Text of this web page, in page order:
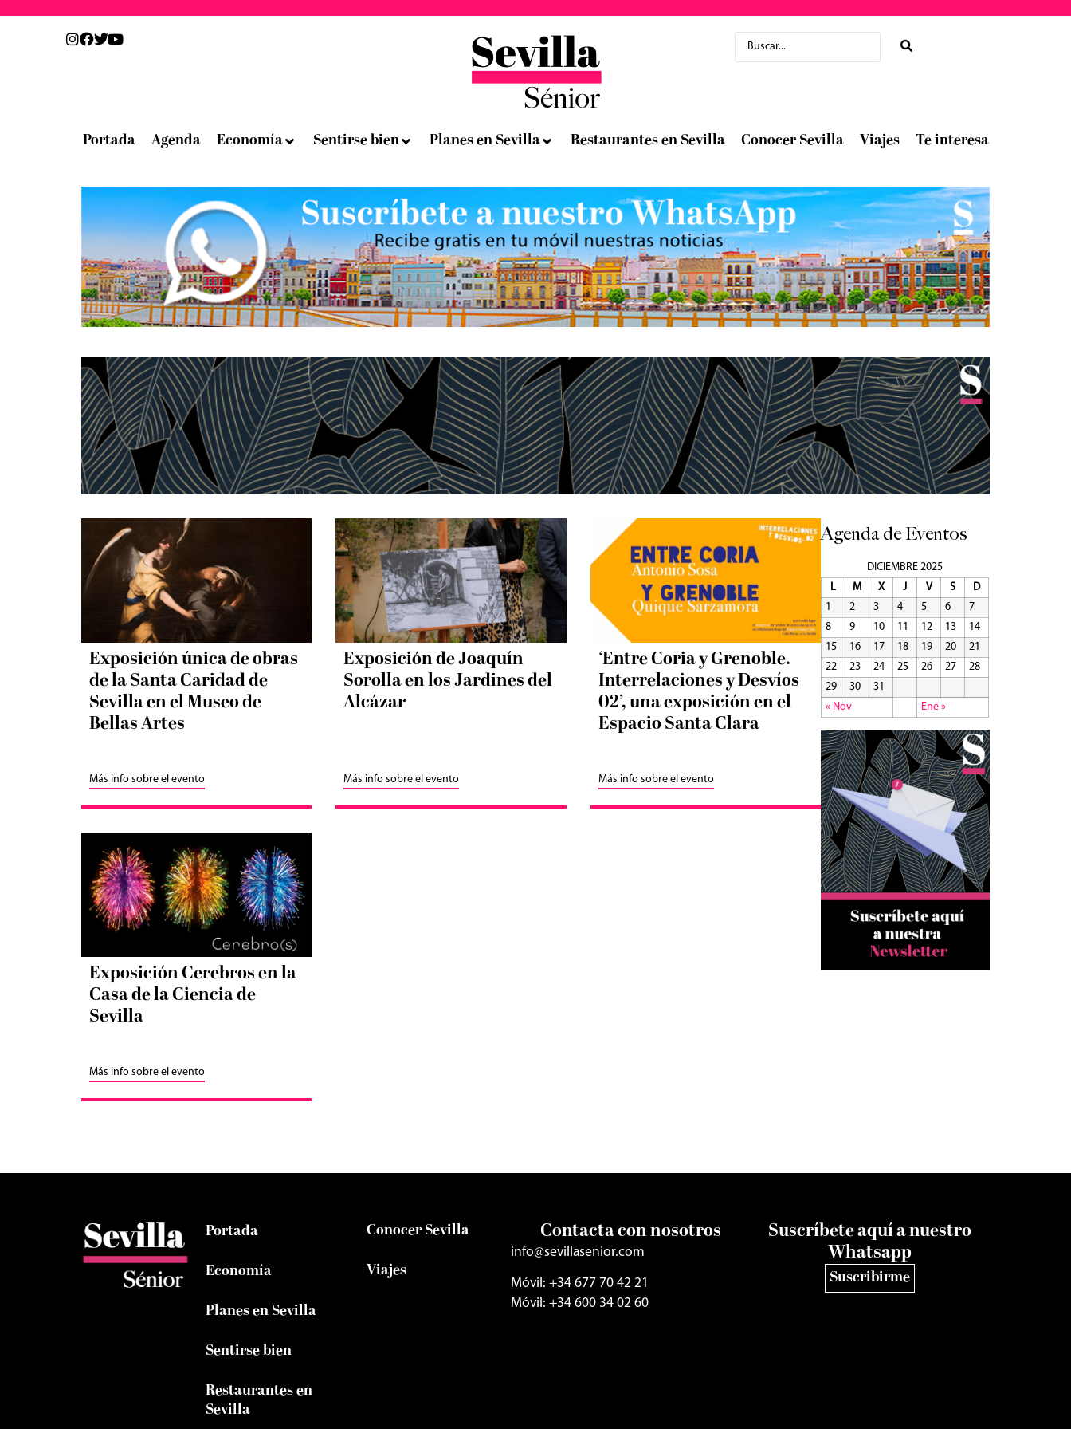
Portada Agenda Economía Sentirse bien Planes en Sevilla Restaurantes en Sevilla Conocer Sevilla Viajes Te interesa
Exposición única de obras
de la Santa Caridad de
Sevilla en el Museo de
Bellas Artes
Más info sobre el evento
Exposición de Joaquín
Sorolla en los Jardines del
Alcázar
Más info sobre el evento
‘Entre Coria y Grenoble.
Interrelaciones y Desvíos
02’, una exposición en el
Espacio Santa Clara
Más info sobre el evento
Exposición Cerebros en la
Casa de la Ciencia de
Sevilla
Más info sobre el evento
Agenda de Eventos
DICIEMBRE 2025
L
M X J V S
D
1
2 3 4 5 6
7
8
9 10 11 12 13
14
15
16 17 18 19 20
21
22
23 24 25 26 27
28
29
30
31
« Nov
Ene »
Portada
Economía
Planes en Sevilla
Sentirse bien
Restaurantes en
Sevilla
Conocer Sevilla
Viajes
Contacta con nosotros
info@sevillasenior.com
Móvil: +34 677 70 42 21
Móvil: +34 600 34 02 60
Suscríbete aquí a nuestro
Whatsapp
Suscribirme